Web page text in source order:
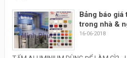
Bảng báo
trong nhà &
16-06-2018